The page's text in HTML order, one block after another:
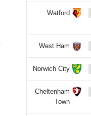
Watford
West Ham
Norwich City
Cheltenham
Town